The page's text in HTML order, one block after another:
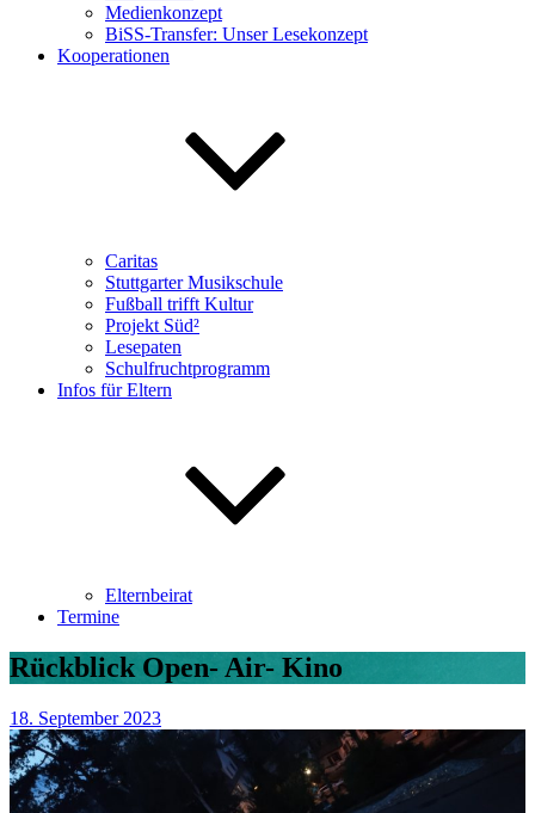
Medienkonzept
BiSS-Transfer: Unser Lesekonzept
Kooperationen
Caritas
Stuttgarter Musikschule
Fußball trifft Kultur
Projekt Süd²
Lesepaten
Schulfruchtprogramm
Infos für Eltern
Elternbeirat
Termine
Rückblick Open- Air- Kino
18. September 2023